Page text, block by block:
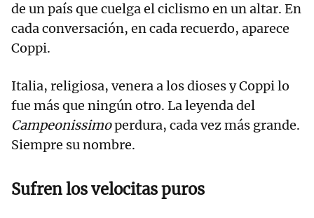
de un país que cuelga el ciclismo en un altar. En
cada conversación, en cada recuerdo, aparece
Coppi.
Italia, religiosa, venera a los dioses y Coppi lo
fue más que ningún otro. La leyenda del
Campeonissimoperdura, cada vez más grande.
Siempre su nombre.
Sufren los velocitas puros